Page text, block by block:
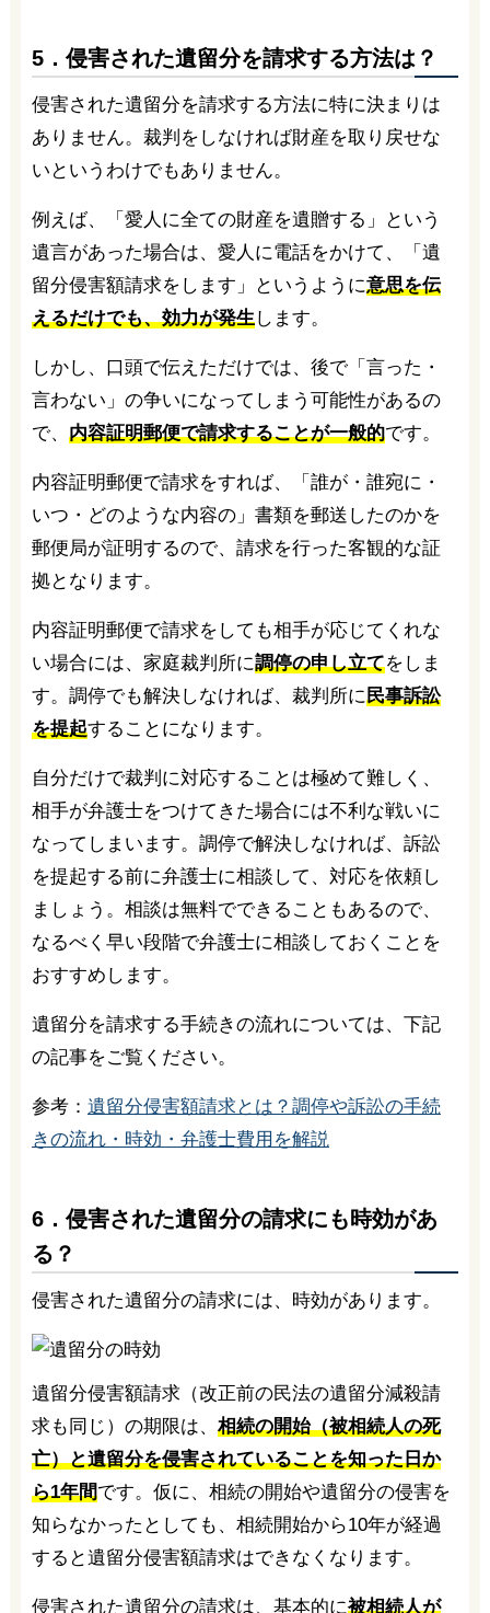
5．侵害された遺留分を請求する方法は？
侵害された遺留分を請求する方法に特に決まりは
ありません。裁判をしなければ財産を取り戻せな
いというわけでもありません。
例えば、「愛人に全ての財産を遺贈する」という
遺言があった場合は、愛人に電話をかけて、「遺
留分侵害額請求をします」というように意思を伝
えるだけでも、効力が発生します。
しかし、口頭で伝えただけでは、後で「言った・
言わない」の争いになってしまう可能性があるの
で、 内容証明郵便で請求することが一般的です。
内容証明郵便で請求をすれば、「誰が・誰宛に・
いつ・どのような内容の」書類を郵送したのかを
郵便局が証明するので、請求を行った客観的な証
拠となります。
内容証明郵便で請求をしても相手が応じてくれな
い場合には、家庭裁判所に調停の申し立てをしま
す。調停でも解決しなければ、裁判所に民事訴訟
を提起することになります。
自分だけで裁判に対応することは極めて難しく、
相手が弁護士をつけてきた場合には不利な戦いに
なってしまいます。調停で解決しなければ、訴訟
を提起する前に弁護士に相談して、対応を依頼し
ましょう。相談は無料でできることもあるので、
なるべく早い段階で弁護士に相談しておくことを
おすすめします。
遺留分を請求する手続きの流れについては、下記
の記事をご覧ください。
参考： 遺留分侵害額請求とは？調停や訴訟の手続
きの流れ・時効・弁護士費用を解説
6．侵害された遺留分の請求にも時効があ
る？
侵害された遺留分の請求には、時効があります。
遺留分侵害額請求（改正前の民法の遺留分減殺請
求も同じ）の期限は、 相続の開始（被相続人の死
亡）と遺留分を侵害されていることを知った日か
ら1年間です。仮に、相続の開始や遺留分の侵害を
知らなかったとしても、相続開始から10年が経過
すると遺留分侵害額請求はできなくなります。
侵害された遺留分の請求は、基本的に被相続人が